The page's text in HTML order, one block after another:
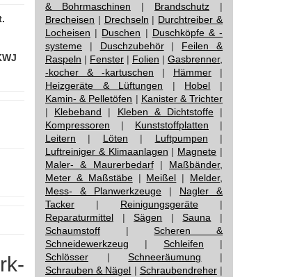
& Bohrmaschinen | Brandschutz |
Brecheisen | Drechseln | Durchtreiber &
Locheisen | Duschen | Duschköpfe & -
systeme | Duschzubehör| Feilen &
Raspeln | Fenster | Folien | Gasbrenner,
-kocher & -kartuschen | Hämmer |
Heizgeräte & Lüftungen | Hobel |
Kamin- & Pelletöfen | Kanister & Trichter
| Klebeband | Kleben & Dichtstoffe|
Kompressoren | Kunststoffplatten |
Leitern | Löten | Luftpumpen |
Luftreiniger & Klimaanlagen | Magnete |
Maler- & Maurerbedarf| Maßbänder,
Meter & Maßstäbe| Meißel | Melder,
Mess- & Planwerkzeuge | Nagler &
Tacker | Reinigungsgeräte |
Reparaturmittel |Sägen |Sauna |
Schaumstoff |Scheren &
Schneidewerkzeug | Schleifen |
Schlösser |Schneeräumung |
Schrauben & Nägel | Schraubendreher|